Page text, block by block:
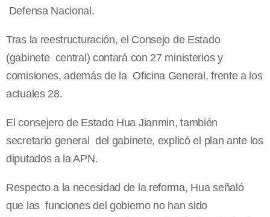
Defensa Nacional.
Tras la reestructuración, el Consejo de Estado
(gabinete central) contará con 27 ministerios y
comisiones, además de la Oficina General, frente a los
actuales 28.
El consejero de Estado Hua Jianmin, también
secretario general del gabinete, explicó el plan ante los
diputados a la APN.
Respecto a la necesidad de la reforma, Hua señaló
que las funciones del gobierno no han sido